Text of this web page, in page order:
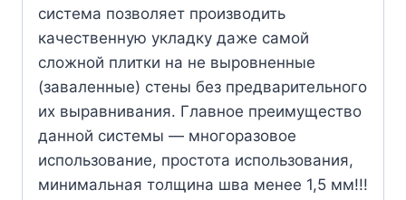
система позволяет производить
качественную укладку даже самой
сложной плитки на не выровненные
(заваленные) стены без предварительного
их выравнивания. Главное преимущество
данной системы — многоразовое
использование, простота использования,
минимальная толщина шва менее 1,5 мм!!!